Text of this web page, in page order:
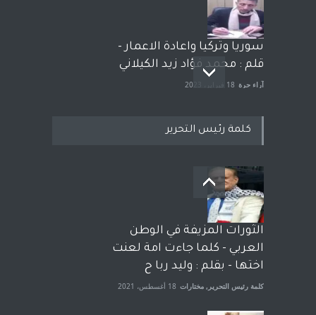
سوريا وتركيا واعادة الاعمار -
قلم : محمد فؤاد زيد الكيلاني
آراء حرة 18 فبراير، 2023
بعد معارك قضائية طاحنة كتب
وترافع فيها بنفسه مرة اخرى..
الشيخ طارق يوسف يقهر
الحكومة الأمريكية ، فأعطوه
الجنسية عن يد وهم صاغرون،
آراء حرة مختارات 7 أبريل، 2023
كلمة رئيس التحرير
الثورات المزيفة في الوطن
العربي - كلما جاءت امة لعنت
اختها - بقلم : وليد ربا ح
كلمة رئيس التحرير , مختارات 18 أغسطس، 2021